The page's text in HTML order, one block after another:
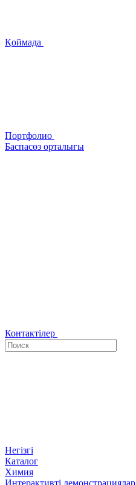
Қоймада
Портфолио
Баспасөз орталығы
Контактілер
Негізгі
Каталог
Химия
Интерактивті демонстрациялар